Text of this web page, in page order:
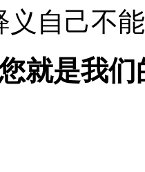
义自己不
就是我们